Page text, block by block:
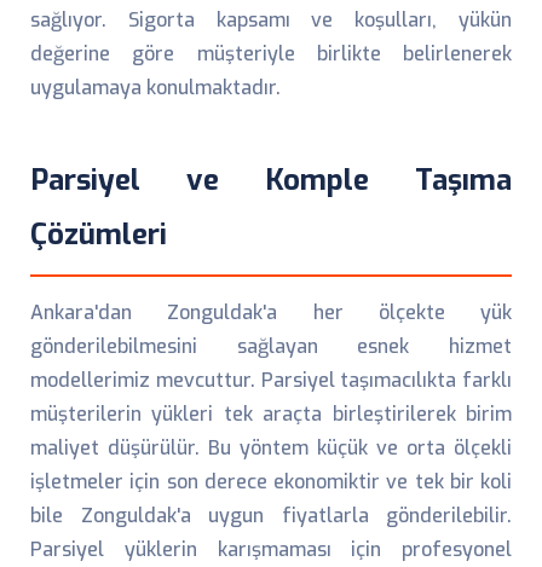
sağlıyor. Sigorta kapsamı ve koşulları, yükün
değerine göre müşteriyle birlikte belirlenerek
uygulamaya konulmaktadır.
Parsiyel ve Komple Taşıma
Çözümleri
Ankara'dan Zonguldak'a her ölçekte yük
gönderilebilmesini sağlayan esnek hizmet
modellerimiz mevcuttur. Parsiyel taşımacılıkta farklı
müşterilerin yükleri tek araçta birleştirilerek birim
maliyet düşürülür. Bu yöntem küçük ve orta ölçekli
işletmeler için son derece ekonomiktir ve tek bir koli
bile Zonguldak'a uygun fiyatlarla gönderilebilir.
Parsiyel yüklerin karışmaması için profesyonel